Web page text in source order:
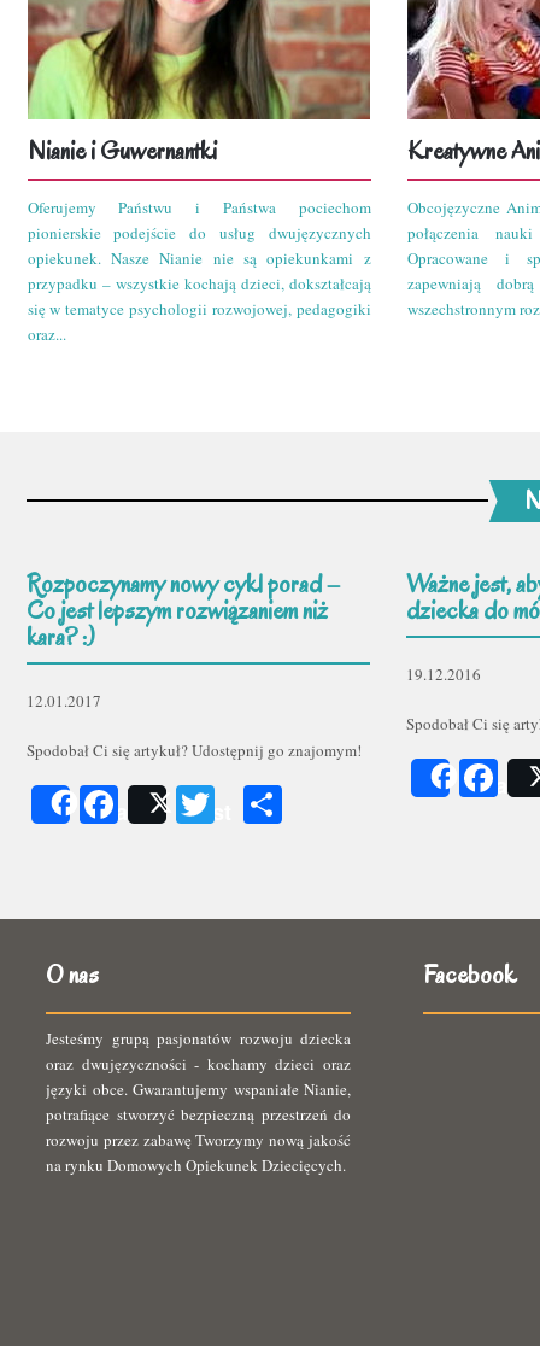
Nianie i Guwernantki
Oferujemy Państwu i Państwa pociechom
pionierskie podejście do usług dwujęzycznych
opiekunek. Nasze Nianie nie są opiekunkami z
przypadku – wszystkie kochają dzieci, dokształcają
się w tematyce psychologii rozwojowej, pedagogiki
oraz...
Kreatywne
Obcojęzyczne
połączenia
Opracowane i
zapewniają
wszechstronnym
Rozpoczynamy nowy cykl porad –
Co jest lepszym rozwiązaniem niż
kara? :)
12.01.2017
Spodobał Ci się artykuł? Udostępnij go znajomym!
ShareFacebook
Post Twitter
Ważne jest,
dziecka do
19.12.2016
Spodobał Ci się
Share
O nas
Jesteśmy grupą pasjonatów rozwoju dziecka
oraz dwujęzyczności - kochamy dzieci oraz
języki obce. Gwarantujemy wspaniałe Nianie,
potrafiące stworzyć bezpieczną przestrzeń do
rozwoju przez zabawę Tworzymy nową jakość
na rynku Domowych Opiekunek Dziecięcych.
Facebook